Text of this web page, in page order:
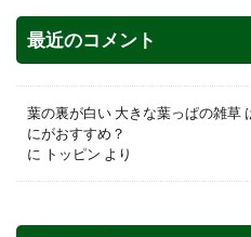
最近のコメント
葉の裏が白い 大きな葉っぱの雑草
にがおすすめ？
に トッピン より